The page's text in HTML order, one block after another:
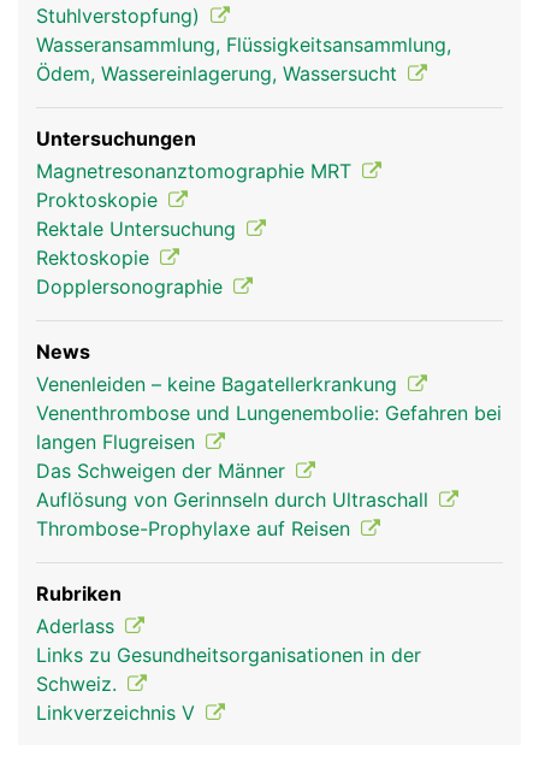
Stuhlverstopfung)
Wasseransammlung, Flüssigkeitsansammlung,
Ödem, Wassereinlagerung, Wassersucht
Untersuchungen
Magnetresonanztomographie MRT
Proktoskopie
Rektale Untersuchung
Rektoskopie
Dopplersonographie
News
Venenleiden – keine Bagatellerkrankung
Venenthrombose und Lungenembolie: Gefahren bei
langen Flugreisen
Das Schweigen der Männer
Auflösung von Gerinnseln durch Ultraschall
Thrombose-Prophylaxe auf Reisen
Rubriken
Aderlass
Links zu Gesundheitsorganisationen in der
Schweiz.
Linkverzeichnis V